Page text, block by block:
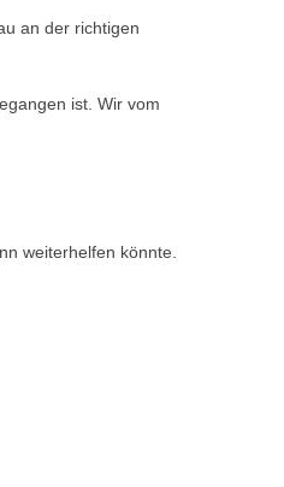
an der richtigen
ist. Wir vom
weiterhelfen könnte.